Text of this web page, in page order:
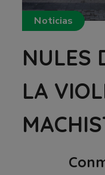
Noticias
NULES
LA